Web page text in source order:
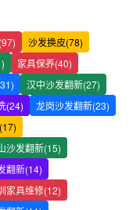
沙发换皮(78)
家具保养(40)
汉中沙发翻新(27)
(24)
龙岗沙发翻新(23)
沙发翻新(15)
翻新(14)
家具维修(12)